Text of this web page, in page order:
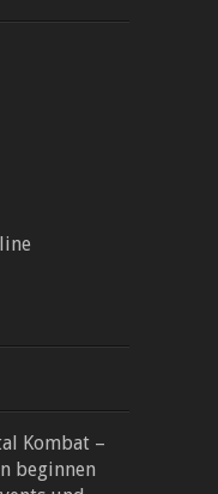
Kombat –
beginnen